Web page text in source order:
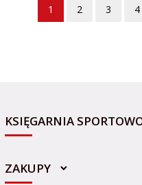
1 2 3 4
KSIĘGARNIA
ZAKUPY